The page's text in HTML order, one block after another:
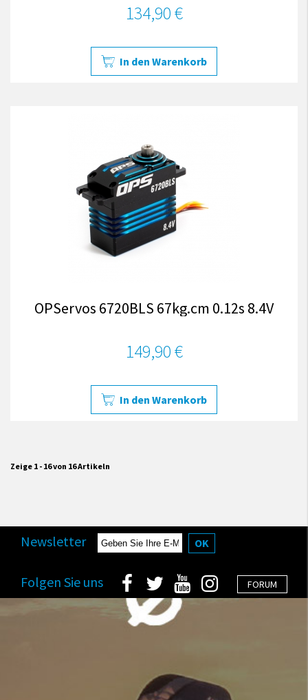
134,90 €
In den Warenkorb
OPServos 6720BLS 67kg.cm 0.12s 8.4V
149,90 €
In den Warenkorb
Zeige 1 - 16 von 16 Artikeln
Newsletter OK
FORUM
Folgen Sie uns